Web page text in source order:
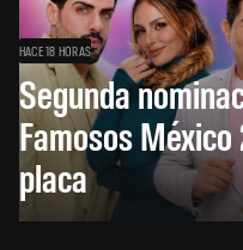
HACE 18 HORAS
Segunda
Famosos
placa